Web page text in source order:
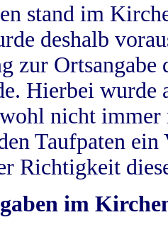
stand im
deshalb
zur
Hierbei wurde
nicht
Taufpaten
Richtigkeit
im